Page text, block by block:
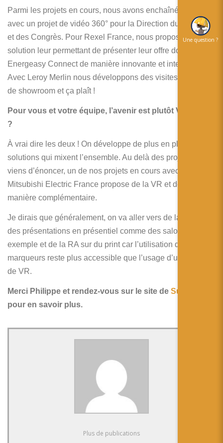
Parmi les projets en cours, nous avons enchaîné à Monaco
avec un projet de vidéo 360° pour la Direction du Tourisme
et des Congrès. Pour Rexel France, nous proposons une
solution leur permettant de présenter leur offre domotique
Energeasy Connect de manière innovante et interactive.
Avec Leroy Merlin nous développons des visites virtuelles
de showroom et ça plaît !
Pour vous et votre équipe, l’avenir est plutôt VR ou AR
?
À vrai dire les deux ! On développe de plus en plus de
solutions qui mixent l’ensemble. Au delà des projets que je
viens d’énoncer, un de nos projets en cours avec
Mitsubishi Electric France propose de la VR et de la RA de
manière complémentaire.
Je dirais que généralement, on va aller vers de la VR pour
des présentations en présentiel comme des salons par
exemple et de la RA sur du print car l’utilisation de
marqueurs reste plus accessible que l’usage d’un casque
de VR.
Merci Philippe et rendez-vous sur le site de Suboceana
pour en savoir plus.
Plus de publications
Une question ?